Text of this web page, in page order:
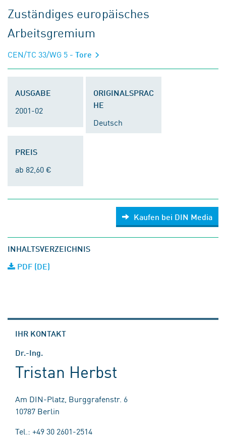
Zuständiges europäisches
Arbeitsgremium
CEN/TC 33/WG 5 - Tore
AUSGABE
2001-02
ORIGINALSPRAC
HE
Deutsch
PREIS
ab 82,60 €
Kaufen bei DIN Media
INHALTSVERZEICHNIS
PDF (DE)
IHR KONTAKT
Dr.-Ing.
Tristan Herbst
Am DIN-Platz, Burggrafenstr. 6
10787 Berlin
Tel.: +49 30 2601-2514